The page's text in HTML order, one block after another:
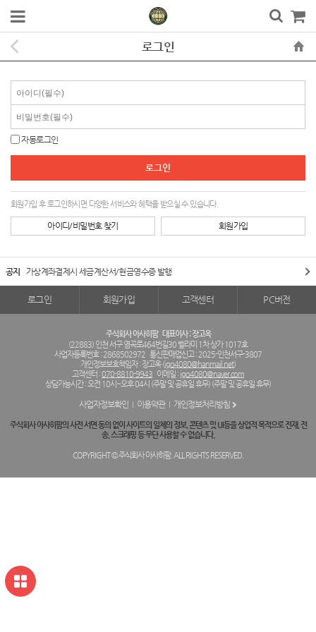
로그인
자동로그인
회원가입 후 로그인하시면 다양한 서비스와 혜택을 받으실 수 있습니다.
아이디/비밀번호 찾기 회원가입
공지 가상계좌결제시 세금계산서/현금영수증 발행
로그인 회원가입 고객센터 PC버전
주식회사 아사히팜 대표이사 : 장고옥
(22883) 인천 서구 염곡로464번길30 벨라미 1차 상가 1017호
사업자등록번호 : 2868502972 통신판매업신고 : 2025-인천서구-3807
개인정보보호책임자 : 장고옥 (jgo4080@hanmail.net)
고객센터 :070-8810-9943 이메일 : jgo4080@naver.com
상담가능시간 : 오전 10시~오후 04시 (주말 및 공휴일 휴무) (주말 및 공휴일 휴무)
사업자정보확인 이용약관 개인정보처리방침
주식회사 아사히팜의 사전 서면 동의 없이 사이트의 일체의 정보, 콘텐츠 및 UI등을 상업적 목적으로 전재, 전
송, 스크래핑 등 무단 사용할 수 없습니다.
COPYRIGHT © 주식회사 아사히팜. ALL RIGHTS RESERVED.